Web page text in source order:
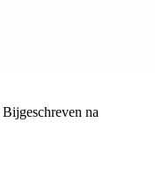
Bijgeschreven na